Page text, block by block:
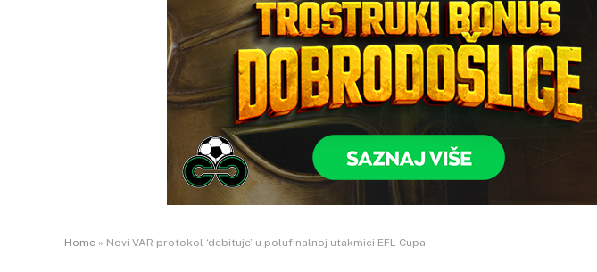
Home » Novi VAR protokol ‘debituje’ u polufinalnoj utakmici EFL Cupa